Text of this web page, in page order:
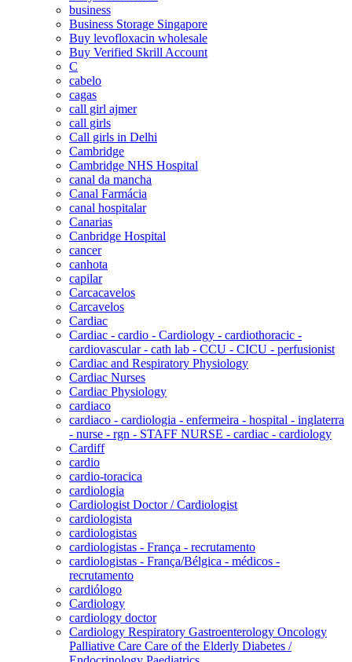
business
Business Storage Singapore
Buy levofloxacin wholesale
Buy Verified Skrill Account
C
cabelo
cagas
call girl ajmer
call girls
Call girls in Delhi
Cambridge
Cambridge NHS Hospital
canal da mancha
Canal Farmácia
canal hospitalar
Canarias
Canbridge Hospital
cancer
canhota
capilar
Carcacavelos
Carcavelos
Cardiac
Cardiac - cardio - Cardiology - cardiothoracic -
cardiovascular - cath lab - CCU - CICU - perfusionist
Cardiac and Respiratory Physiology
Cardiac Nurses
Cardiac Physiology
cardiaco
cardiaco - cardiologia - enfermeira - hospital - inglaterra
- nurse - rgn - STAFF NURSE - cardiac - cardiology
Cardiff
cardio
cardio-toracica
cardiologia
Cardiologist Doctor / Cardiologist
cardiologista
cardiologistas
cardiologistas - França - recrutamento
cardiologistas - França/Bélgica - médicos -
recrutamento
cardiólogo
Cardiology
cardiology doctor
Cardiology Respiratory Gastroenterology Oncology
Palliative Care Care of the Elderly Diabetes /